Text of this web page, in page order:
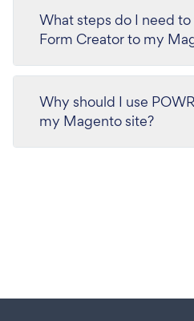
What steps do I need
Form Creator to my
Why should I use
my Magento site?